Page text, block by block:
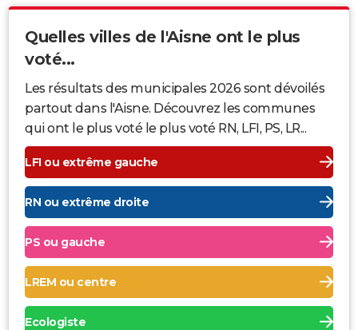
Quelles villes de l'Aisne ont le plus
voté...
Les résultats des municipales 2026 sont dévoilés
partout dans l'Aisne. Découvrez les communes
qui ont le plus voté le plus voté RN, LFI, PS, LR...
LFI ou extrême gauche
RN ou extrême droite
PS ou gauche
LREM ou centre
Ecologiste